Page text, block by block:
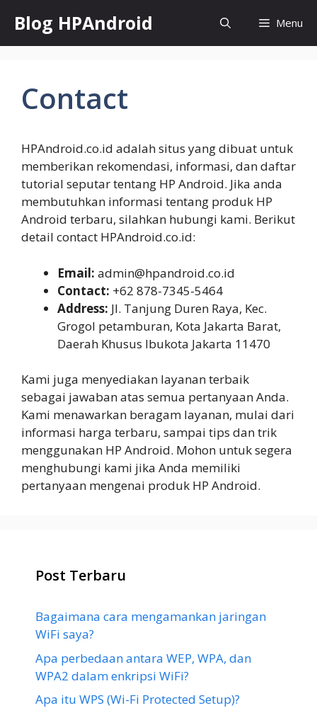
content
Blog HPAndroid Menu
Contact
HPAndroid.co.id adalah situs yang dibuat untuk
memberikan rekomendasi, informasi, dan daftar
tutorial seputar tentang HP Android. Jika anda
membutuhkan informasi tentang produk HP
Android terbaru, silahkan hubungi kami. Berikut
detail contact HPAndroid.co.id:
Email: admin@hpandroid.co.id
Contact: +62 878-7345-5464
Address: Jl. Tanjung Duren Raya, Kec.
Grogol petamburan, Kota Jakarta Barat,
Daerah Khusus Ibukota Jakarta 11470
Kami juga menyediakan layanan terbaik
sebagai jawaban atas semua pertanyaan Anda.
Kami menawarkan beragam layanan, mulai dari
informasi harga terbaru, sampai tips dan trik
menggunakan HP Android. Mohon untuk segera
menghubungi kami jika Anda memiliki
pertanyaan mengenai produk HP Android.
Post Terbaru
Bagaimana cara mengamankan jaringan
WiFi saya?
Apa perbedaan antara WEP, WPA, dan
WPA2 dalam enkripsi WiFi?
Apa itu WPS (Wi-Fi Protected Setup)?